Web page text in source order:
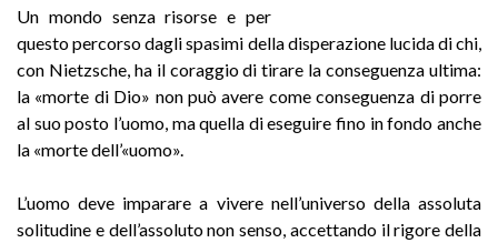
Un mondo senza risorse e per
questo percorso dagli spasimi della disperazione lucida di chi,
con Nietzsche, ha il coraggio di tirare la conseguenza ultima:
la «morte di Dio» non può avere come conseguenza di porre
al suo posto l’uomo, ma quella di eseguire fino in fondo anche
la «morte dell’«uomo».
L’uomo deve imparare a vivere nell’universo della assoluta
solitudine e dell’assoluto non senso, accettando il rigore della